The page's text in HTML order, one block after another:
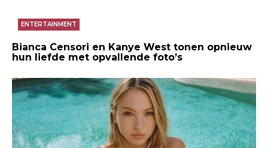
ENTERTAINMENT
Bianca Censori en Kanye West tonen opnieuw
hun liefde met opvallende foto’s